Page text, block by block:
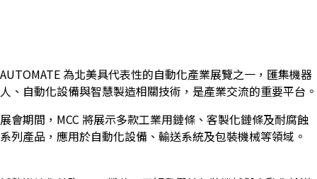
AUTOMATE 為北美具代表性的自動化產業展覽之一，匯集機器
人、自動化設備與智慧製造相關技術，是產業交流的重要平台。
展會期間，MCC 將展示多款工業用鏈條、客製化鏈條及耐腐蝕
系列產品，應用於自動化設備、輸送系統及包裝機械等領域。